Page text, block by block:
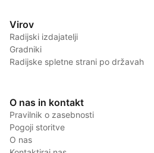
Virov
Radijski izdajatelji
Gradniki
Radijske spletne strani po državah
O nas in kontakt
Pravilnik o zasebnosti
Pogoji storitve
O nas